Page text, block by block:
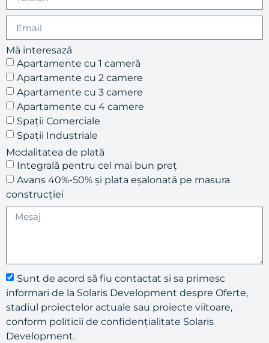
Mă interesază
Apartamente cu 1 cameră
Apartamente cu 2 camere
Apartamente cu 3 camere
Apartamente cu 4 camere
Spații Comerciale
Spații Industriale
Modalitatea de plată
Integrală pentru cel mai bun preț
Avans 40%-50% și plata eșalonată pe masura
construcției
Sunt de acord să fiu contactat si sa primesc
informari de la Solaris Development despre Oferte,
stadiul proiectelor actuale sau proiecte viitoare,
conform politicii de confidențialitate Solaris
Development.